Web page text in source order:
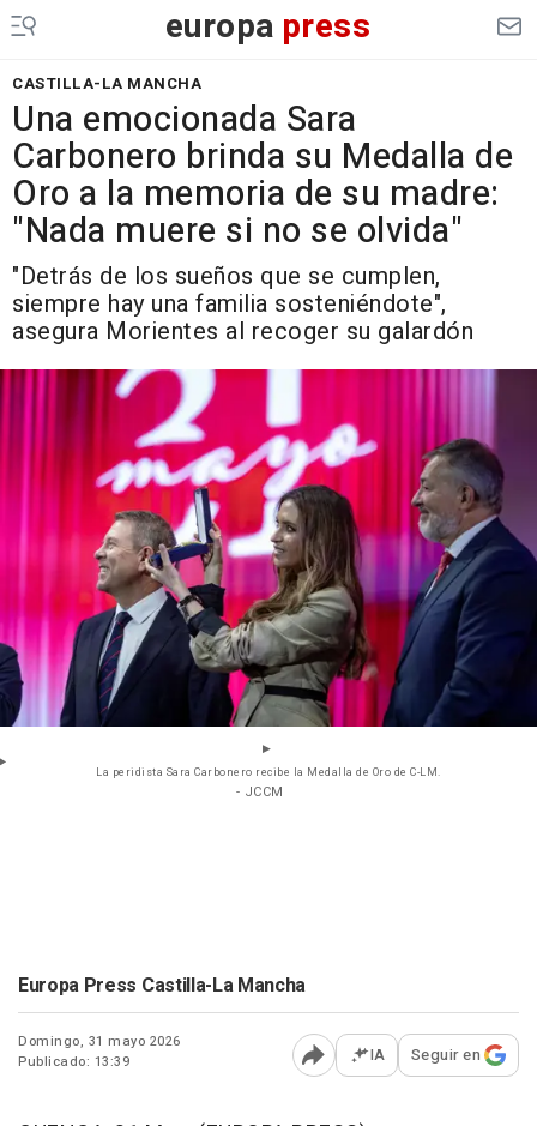
europa press
CASTILLA-LA MANCHA
Una emocionada Sara
Carbonero brinda su Medalla de
Oro a la memoria de su madre:
"Nada muere si no se olvida"
"Detrás de los sueños que se cumplen,
siempre hay una familia sosteniéndote",
asegura Morientes al recoger su galardón
La peridista Sara Carbonero recibe la Medalla de Oro de C-LM.
- JCCM
Europa Press Castilla-La Mancha
Domingo, 31 mayo 2026
Publicado: 13:39
Abrir opciones para
IA Seguir en